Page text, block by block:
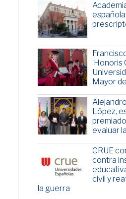
‘Honoris
Mayor
López,
evaluar
CRUE
contra
civil y
la guerra